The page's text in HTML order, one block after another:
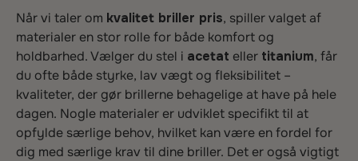
Når vi taler om kvalitet briller pris, spiller valget af
materialer en stor rolle for både komfort og
holdbarhed. Vælger du stel i acetat eller titanium, får
du ofte både styrke, lav vægt og fleksibilitet –
kvaliteter, der gør brillerne behagelige at have på hele
dagen. Nogle materialer er udviklet specifikt til at
opfylde særlige behov, hvilket kan være en fordel for
dig med særlige krav til dine briller. Det er også vigtigt